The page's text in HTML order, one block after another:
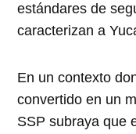
estándares de
caracterizan a
En un contexto
convertido en un
SSP subraya que